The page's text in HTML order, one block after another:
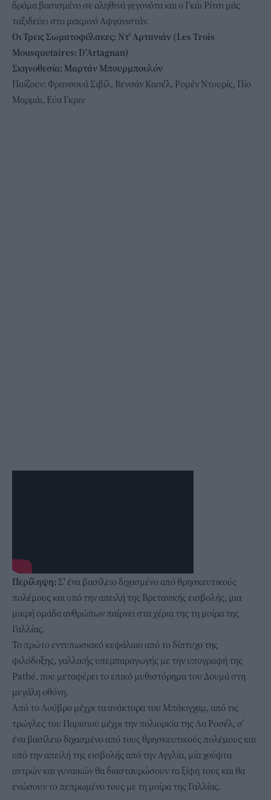
δράμα βασισμένο σε αληθινά γεγονότα και ο Γκάι Ρίτσι μάς
ταξιδεύει στο μακρινό Αφγανιστάν.
Οι Τρεις Σωματοφύλακες: Ντ' Αρτανιάν (Les Τrois
Μousquetaires: D'Artagnan)
Σκηνοθεσία: Μαρτάν Μπουρμπουλόν
Παίζουν: Φρανσουά Σιβίλ, Βενσάν Κασέλ, Ρομέν Ντουρίς, Πίο
Μαρμάι, Εύα Γκριν
Περίληψη: Σ' ένα βασίλειο διχασμένο από θρησκευτικούς
πολέμους και υπό την απειλή της Βρετανικής εισβολής, μια
μικρή ομάδα ανθρώπων παίρνει στα χέρια της τη μοίρα της
Γαλλίας.
Το πρώτο εντυπωσιακό κεφάλαιο από το δίπτυχο της
φιλόδοξης, γαλλικής υπερπαραγωγής με την υπογραφή της
Pathé, που μεταφέρει το επικό μυθιστόρημα του Δουμά στη
μεγάλη οθόνη.
Από το Λούβρο μέχρι τα ανάκτορα του Μπάκιγχαμ, από τις
τρώγλες του Παρισιού μέχρι την πολιορκία της Λα Ροσέλ, σ’
ένα βασίλειο διχασμένο από τους θρησκευτικούς πολέμους και
υπό την απειλή της εισβολής από την Αγγλία, μία χούφτα
αντρών και γυναικών θα διασταυρώσουν τα ξίφη τους και θα
ενώσουν το πεπρωμένο τους με τη μοίρα της Γαλλίας.